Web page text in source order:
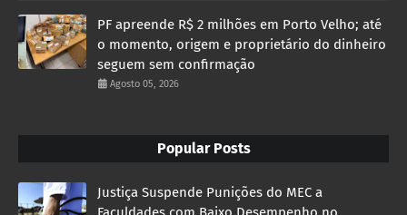
PF apreende R$ 2 milhões em Porto Velho; até
o momento, origem e proprietário do dinheiro
seguem sem confirmação
Agosto 05, 2026
Popular Posts
Justiça Suspende Punições do MEC a